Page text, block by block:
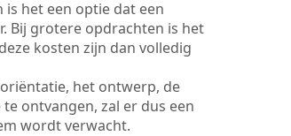
het een optie dat een
Bij grotere opdrachten is het
kosten zijn dan volledig
het ontwerp, de
ontvangen, zal er dus een
wordt verwacht.